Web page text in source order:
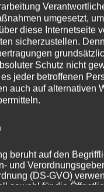
mm
mm
umgesetzt,
diese Internetseite
sicherzustellen.
Schutz nicht
jeder betroffenen
auch auf alternativen
beruht auf den
und
(DS-GVO)
sowohl für die